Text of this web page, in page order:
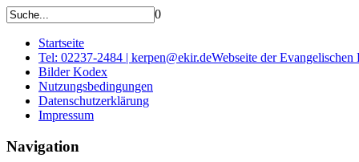
0
Startseite
Tel: 02237-2484 | kerpen@ekir.deWebseite der
Bilder Kodex
Nutzungsbedingungen
Datenschutzerklärung
Impressum
Navigation